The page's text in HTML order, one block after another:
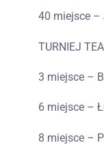
40 miejsce –
TURNIEJ
3 miejsce –
6 miejsce –
8 miejsce –